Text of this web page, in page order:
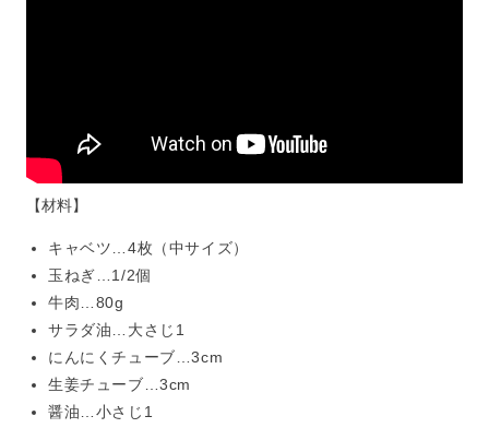
【材料】
キャベツ…4枚（中サイズ）
玉ねぎ…1/2個
牛肉…80g
サラダ油…大さじ1
にんにくチューブ…3cm
生姜チューブ…3cm
醤油…小さじ1